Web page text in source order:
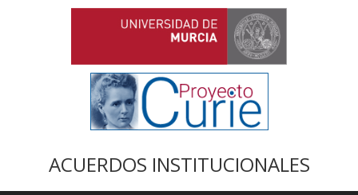
ACUERDOS INSTITUCIONALES